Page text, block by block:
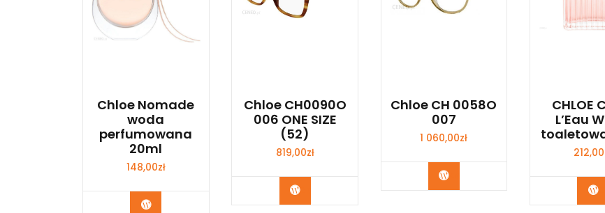
Chloe Nomade
woda
perfumowana
20ml
148,00zł
Zobacz
Chloe CH0090O
006 ONE SIZE
(52)
819,00zł
Zobacz
Chloe CH 0058O
007
1 060,00zł
Zobacz
CHLOE
L’Eau
212,00